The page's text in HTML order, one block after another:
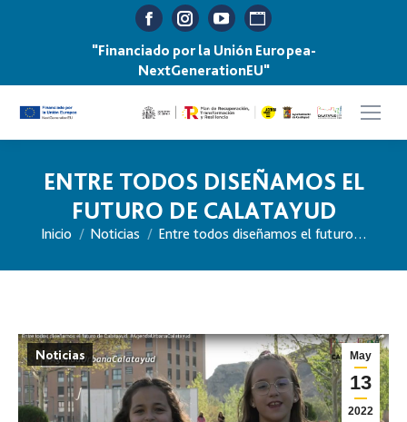
Facebook
page
opens
Instagram
page
opens
new
YouTube
page
opens
Sitio
web
page
window
"Financiado por la Unión Europea-
NextGenerationEU"
ENTRE TODOS DISEÑAMOS EL
FUTURO DE CALATAYUD
Estás aquí:
Inicio Noticias Entre todos diseñamos el futuro…
May
13
2022
Noticias